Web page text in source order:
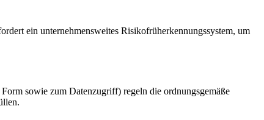
ein unternehmensweites Risikofrüherkennungssystem, um
sowie zum Datenzugriff) regeln die ordnungsgemäße